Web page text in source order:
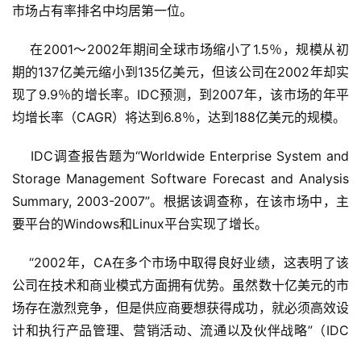
市场占有率排名中均居第一位。
在2001～2002年期间全球市场缩小了1.5％，规模从初
期的137亿美元缩小到135亿美元，但该公司在2002年却实
现了9.9％的增长率。IDC预测，到2007年，该市场的年平
IDC调查报告题为“Worldwide Enterprise System and
Storage Management Software Forecast and Analysis
Summary, 2003-2007”。根据该调查称，在该市场中，主
要平台的Windows和Linux平台实现了增长。
“2002年，CA在多个市场中取得良好业绩，这表明了该
公司在技术和商业模式方面拥有优势。虽然数十亿美元的市
场存在激烈竞争，但是供应商要想获得成功，就必须高效设
计和执行产品管理、营销活动、流通以及伙伴战略”（IDC